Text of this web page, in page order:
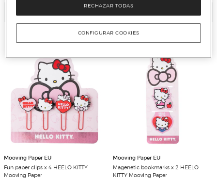
Mooving Paper EU
Fun paper clips x 4 HEELO KITTY
Mooving Paper
Mooving Paper EU
Magenetic bookmarks x 2 HEELO
KITTY Mooving Paper
RECHAZAR TODAS
CONFIGURAR COOKIES